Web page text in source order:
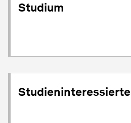
Studium
Studieninteressierte